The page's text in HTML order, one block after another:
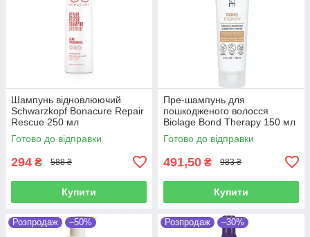
Шампунь відновлюючий
Schwarzkopf Bonacure Repair
Rescue 250 мл
Готово до відправки
294 ₴ 588 ₴
Купити
Пре-шампунь для
пошкодженого волосся
Biolage Bond Therapy 150 мл
Готово до відправки
491,50 ₴ 983 ₴
Купити
Розпродаж –50% Розпродаж –30%